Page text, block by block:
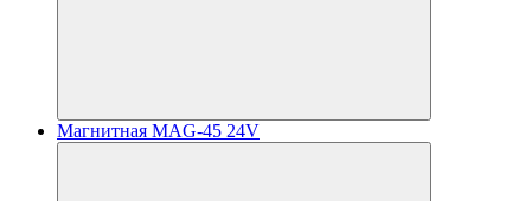
Магнитная MAG-45 24V